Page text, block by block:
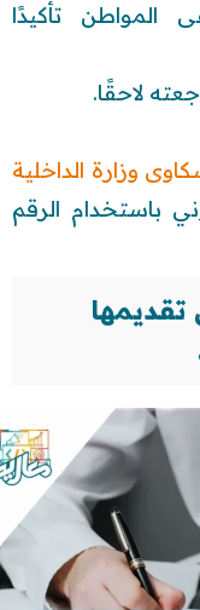
المواطن تأكيدًا
لاحقًا.
وزارة الداخلية
باستخدام الرقم
تقديمها